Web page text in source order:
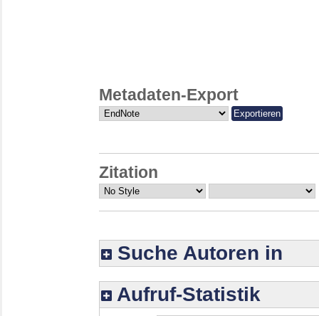
Metadaten-Export
Zitation
Suche Autoren in
Aufruf-Statistik